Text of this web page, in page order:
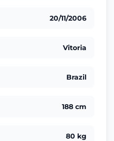
20/11/2006
Vitoria
Brazil
188 cm
80 kg